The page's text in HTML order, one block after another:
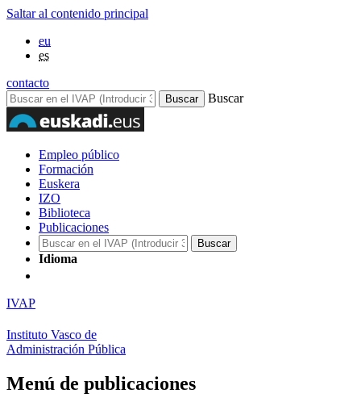
Saltar al contenido principal
eu
es
contacto
Buscar
Empleo público
Formación
Euskera
IZO
Biblioteca
Publicaciones
Idioma
IVAP
Instituto Vasco de
Administración Pública
Menú de publicaciones